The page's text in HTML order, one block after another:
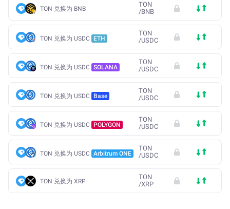
TON 兑换为 BNB
TON
/BNB
TON 兑换为 USDC ETH
TON
/USDC
TON 兑换为 USDC SOLANA
TON
/USDC
TON 兑换为 USDC Base
TON
/USDC
TON 兑换为 USDC POLYGON
TON
/USDC
TON 兑换为 USDC Arbitrum ONE
TON
/USDC
TON 兑换为 XRP
TON
/XRP